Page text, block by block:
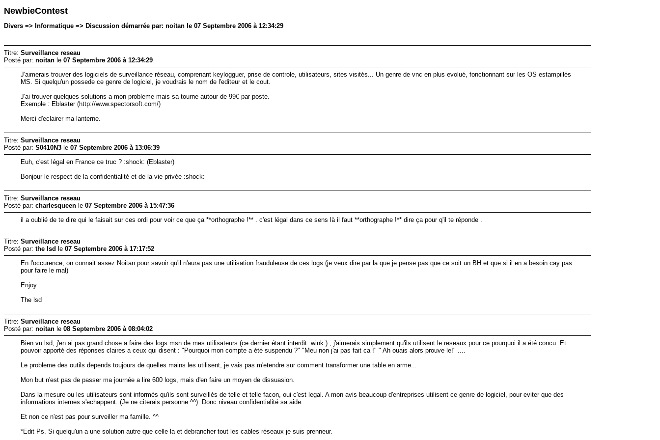
NewbieContest
Divers => Informatique => Discussion démarrée par: noitan le 07 Septembre 2006 à 12:34:29
Titre: Surveillance reseau
Posté par: noitan le 07 Septembre 2006 à 12:34:29
J'aimerais trouver des logiciels de surveillance réseau, comprenant keylogguer, prise de controle, utilisateurs, sites visités... Un genre de vnc en plus evolué, fonctionnant sur les OS estampillés
MS. Si quelqu'un possede ce genre de logiciel, je voudrais le nom de l'editeur et le cout.
J'ai trouver quelques solutions a mon probleme mais sa tourne autour de 99€ par poste.
Exemple : Eblaster (http://www.spectorsoft.com/)
Merci d'eclairer ma lanterne.
Titre: Surveillance reseau
Posté par: S0410N3 le 07 Septembre 2006 à 13:06:39
Euh, c'est légal en France ce truc ? :shock: (Eblaster)
Bonjour le respect de la confidentialité et de la vie privée :shock:
Titre: Surveillance reseau
Posté par: charlesqueen le 07 Septembre 2006 à 15:47:36
il a oublié de te dire qui le faisait sur ces ordi pour voir ce que ça **orthographe !** . c'est légal dans ce sens là il faut **orthographe !** dire ça pour q'il te réponde .
Titre: Surveillance reseau
Posté par: the lsd le 07 Septembre 2006 à 17:17:52
En l'occurence, on connait assez Noitan pour savoir qu'il n'aura pas une utilisation frauduleuse de ces logs (je veux dire par la que je pense pas que ce soit un BH et que si il en a besoin cay pas
pour faire le mal)
Enjoy
The lsd
Titre: Surveillance reseau
Posté par: noitan le 08 Septembre 2006 à 08:04:02
Bien vu lsd, j'en ai pas grand chose a faire des logs msn de mes utilisateurs (ce dernier étant interdit :wink:) , j'aimerais simplement qu'ils utilisent le reseaux pour ce pourquoi il a été concu. Et
pouvoir apporté des réponses claires a ceux qui disent : "Pourquoi mon compte a été suspendu ?" "Meu non j'ai pas fait ca !" " Ah ouais alors prouve le!" ....
Le probleme des outils depends toujours de quelles mains les utilisent, je vais pas m'etendre sur comment transformer une table en arme...
Mon but n'est pas de passer ma journée a lire 600 logs, mais d'en faire un moyen de dissuasion.
Dans la mesure ou les utilisateurs sont informés qu'ils sont surveillés de telle et telle facon, oui c'est legal. A mon avis beaucoup d'entreprises utilisent ce genre de logiciel, pour eviter que des
informations internes s'echappent. (Je ne citerais personne ^^) Donc niveau confidentialité sa aide.
Et non ce n'est pas pour surveiller ma famille. ^^
*Edit Ps. Si quelqu'un a une solution autre que celle la et debrancher tout les cables réseaux je suis prenneur.